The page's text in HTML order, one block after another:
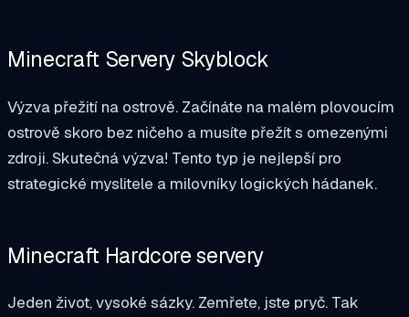
Minecraft Servery Skyblock
Výzva přežití na ostrově. Začínáte na malém plovoucím
ostrově skoro bez ničeho a musíte přežít s omezenými
zdroji. Skutečná výzva! Tento typ je nejlepší pro
strategické myslitele a milovníky logických hádanek.
Minecraft Hardcore servery
Jeden život, vysoké sázky. Zemřete, jste pryč. Tak